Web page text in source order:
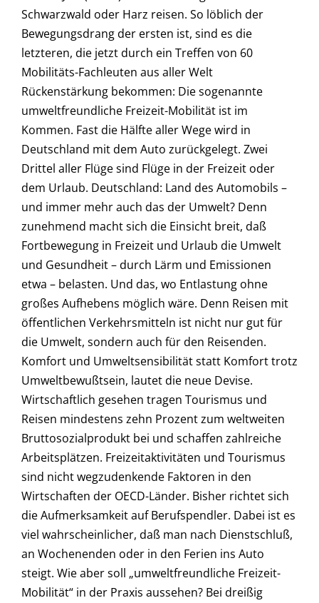
Schwarzwald oder Harz reisen. So löblich der
Bewegungsdrang der ersten ist, sind es die
letzteren, die jetzt durch ein Treffen von 60
Mobilitäts-Fachleuten aus aller Welt
Rückenstärkung bekommen: Die sogenannte
umweltfreundliche Freizeit-Mobilität ist im
Kommen. Fast die Hälfte aller Wege wird in
Deutschland mit dem Auto zurückgelegt. Zwei
Drittel aller Flüge sind Flüge in der Freizeit oder
dem Urlaub. Deutschland: Land des Automobils –
und immer mehr auch das der Umwelt? Denn
zunehmend macht sich die Einsicht breit, daß
Fortbewegung in Freizeit und Urlaub die Umwelt
und Gesundheit – durch Lärm und Emissionen
etwa – belasten. Und das, wo Entlastung ohne
großes Aufhebens möglich wäre. Denn Reisen mit
öffentlichen Verkehrsmitteln ist nicht nur gut für
die Umwelt, sondern auch für den Reisenden.
Komfort und Umweltsensibilität statt Komfort trotz
Umweltbewußtsein, lautet die neue Devise.
Wirtschaftlich gesehen tragen Tourismus und
Reisen mindestens zehn Prozent zum weltweiten
Bruttosozialprodukt bei und schaffen zahlreiche
Arbeitsplätzen. Freizeitaktivitäten und Tourismus
sind nicht wegzudenkende Faktoren in den
Wirtschaften der OECD-Länder. Bisher richtet sich
die Aufmerksamkeit auf Berufspendler. Dabei ist es
viel wahrscheinlicher, daß man nach Dienstschluß,
an Wochenenden oder in den Ferien ins Auto
steigt. Wie aber soll „umweltfreundliche Freizeit-
Mobilität“ in der Praxis aussehen? Bei dreißig